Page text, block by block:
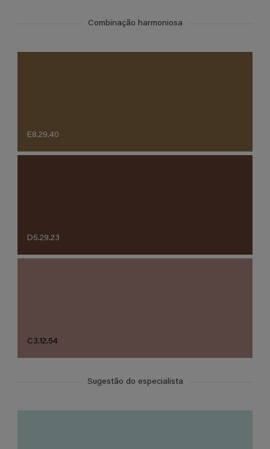
Combinação harmoniosa
E8.29.40
D5.29.23
C3.12.54
Sugestão do especialista